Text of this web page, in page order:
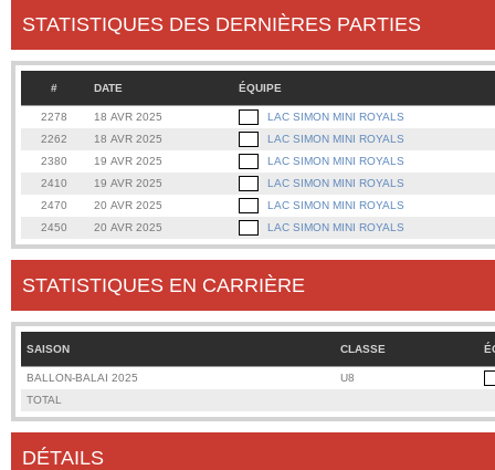
STATISTIQUES DES DERNIÈRES PARTIES
# DATE ÉQUIPE
2278 18 AVR 2025
LAC SIMON MINI ROYALS
2262
18 AVR 2025
LAC SIMON MINI ROYALS
2380
19 AVR 2025
LAC SIMON MINI ROYALS
2410
19 AVR 2025
LAC SIMON MINI ROYALS
2470
20 AVR 2025
LAC SIMON MINI ROYALS
2450
20 AVR 2025 LAC SIMON MINI ROYALS
STATISTIQUES EN CARRIÈRE
SAISON CLASSE
BALLON-BALAI 2025
U8
TOTAL
DÉTAILS